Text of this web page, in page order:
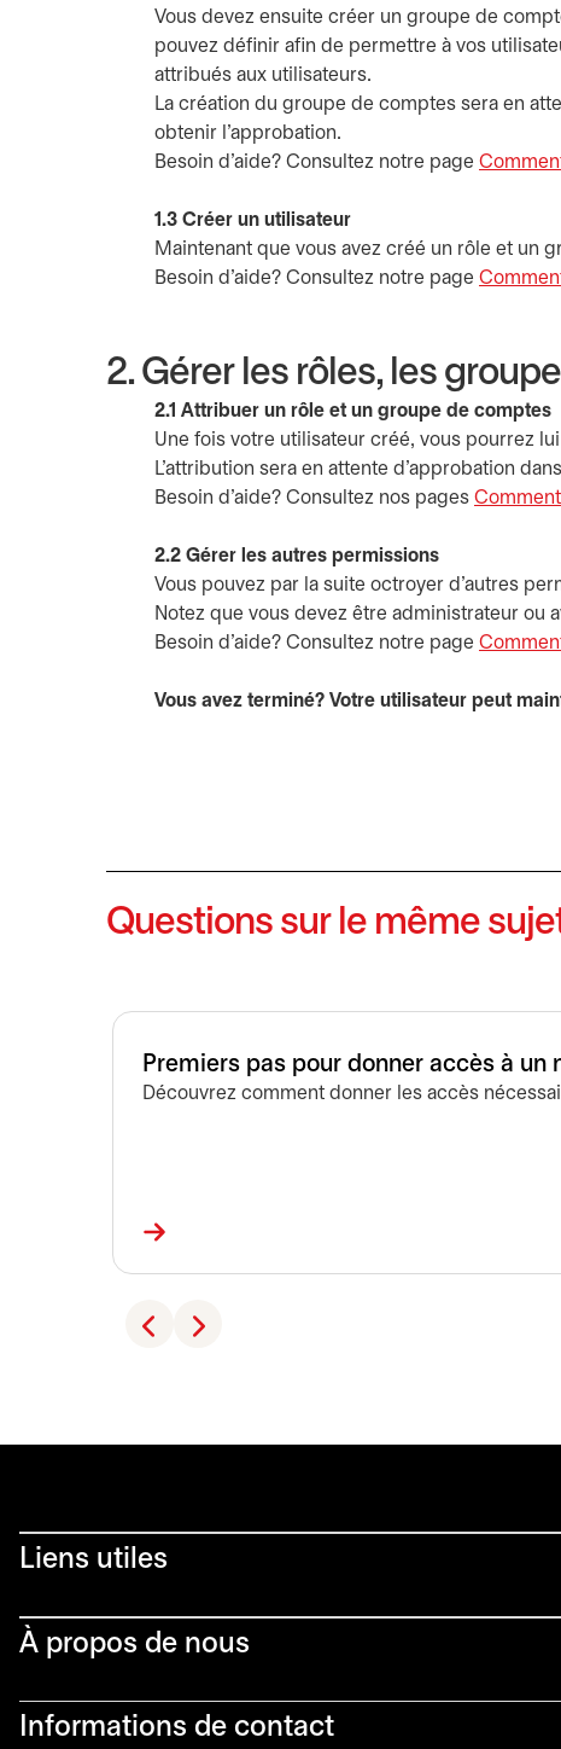
Vous devez ensuite créer un groupe de
pouvez définir afin de permettre à vos
attribués aux utilisateurs.
La création du groupe de comptes sera en
obtenir l’approbation.
Besoin d’aide? Consultez notre page
1.3 Créer un utilisateur
Maintenant que vous avez créé un rôle et un
Besoin d’aide? Consultez notre page
2. Gérer les rôles, les
2.1 Attribuer un rôle et un groupe de comptes
Une fois votre utilisateur créé, vous pourrez
L’attribution sera en attente d'approbation
Besoin d’aide? Consultez nos pages
2.2 Gérer les autres permissions
Vous pouvez par la suite octroyer d’autres
Notez que vous devez être administrateur ou
Besoin d’aide? Consultez notre page
Vous avez terminé? Votre utilisateur peut
Questions sur le même
Premiers pas pour donner accès à un
Découvrez comment donner les accès
Liens utiles​
À propos de nous
Informations de contact​